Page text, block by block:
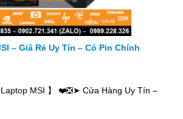
– Giá Rẻ Uy Tín – Có Pin Chính
Laptop MSI 】 ❤️❎➤ Cửa Hàng Uy Tín –